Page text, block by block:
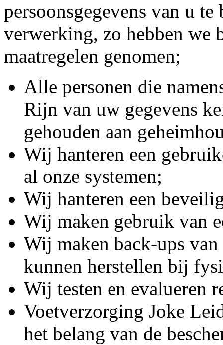
persoonsgegevens van u
verwerking, zo hebben we
maatregelen genomen;
Alle personen die
Rijn van uw gegevens
gehouden aan
Wij hanteren een
al onze systemen;
Wij hanteren een
Wij maken gebruik van
Wij maken back-ups van
kunnen herstellen bij
Wij testen en evalueren
Voetverzorging Joke
het belang van de